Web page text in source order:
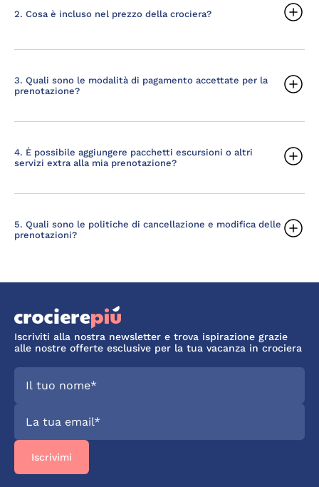
2. Cosa è incluso nel prezzo della crociera?
3. Quali sono le modalità di pagamento accettate per la
prenotazione?
4. È possibile aggiungere pacchetti escursioni o altri
servizi extra alla mia prenotazione?
5. Quali sono le politiche di cancellazione e modifica delle
prenotazioni?
Iscriviti alla nostra newsletter e trova ispirazione grazie
alle nostre offerte esclusive per la tua vacanza in crociera